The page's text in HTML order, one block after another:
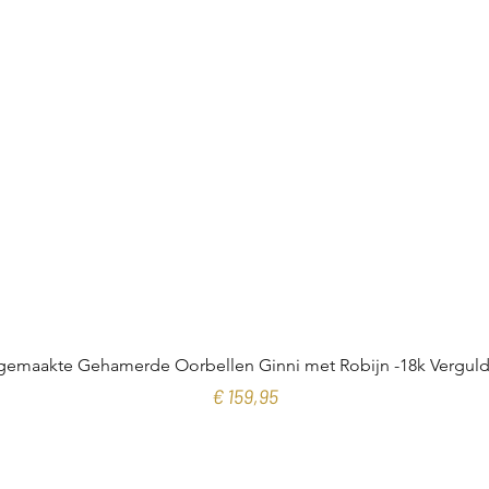
Gehamerde Oorbellen Ginni met Robijn -18k
Prijs
€ 159,95